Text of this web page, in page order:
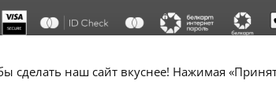
4Б, цокольный этаж, помещение 3. Р/с
о государственной регистрации №193602931 выдано
сделать наш сайт вкуснее! Нажимая